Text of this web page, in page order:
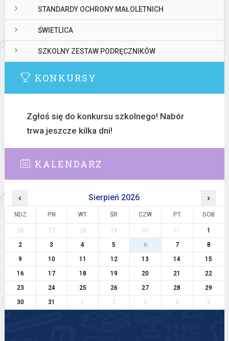
STANDARDY OCHRONY MAŁOLETNICH
ŚWIETLICA
SZKOLNY ZESTAW PODRĘCZNIKÓW
KONKURSY
Zgłoś się do konkursu szkolnego! Nabór
trwa jeszcze kilka dni!
KALENDARZ
‹ Sierpień 2026 ›
NDZ PN WT ŚR CZW PT SOB
26 27 28 29 30 31
1
2
3 4 5 6 7
8
9
10 11 12 13 14
15
16
17 18 19 20 21
22
23
24 25 26 27 28
29
30
31 1 2 3 4 5